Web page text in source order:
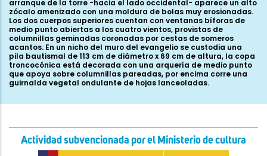
arranque de la torre -hacia el lado occidental- aparece un alto
zócalo amenizado con una moldura de bolas muy erosionadas.
Los dos cuerpos superiores cuentan con ventanas bíforas de
medio punto abiertas a los cuatro vientos, provistas de
columnillas geminadas coronadas por cestas de someros
acantos. En un nicho del muro del evangelio se custodia una
pila bautismal de 113 cm de diámetro x 69 cm de altura, la copa
troncocónica está decorada con una arquería de medio punto
que apoya sobre columnillas pareadas, por encima corre una
guirnalda vegetal ondulante de hojas lanceoladas.
Actividad subvencionada por el Ministerio de cultura